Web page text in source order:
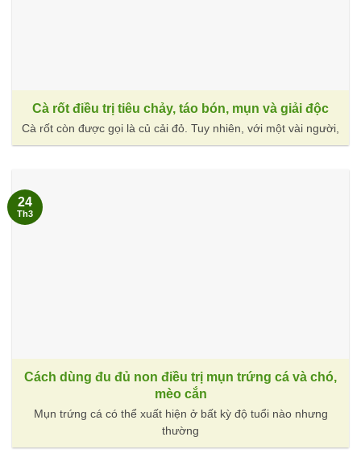
Cà rốt điều trị tiêu chảy, táo bón, mụn và giải độc
Cà rốt còn được gọi là củ cải đỏ. Tuy nhiên, với một vài người,
Cách dùng đu đủ non điều trị mụn trứng cá và chó,
mèo cắn
Mụn trứng cá có thể xuất hiện ở bất kỳ độ tuổi nào nhưng
thường
24
Th3